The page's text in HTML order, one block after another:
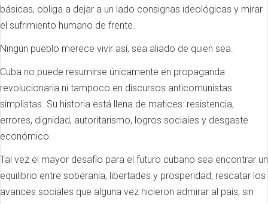
básicas, obliga a dejar a un lado consignas ideológicas y mirar
el sufrimiento humano de frente.
Ningún pueblo merece vivir así, sea aliado de quien sea.
Cuba no puede resumirse únicamente en propaganda
revolucionaria ni tampoco en discursos anticomunistas
simplistas. Su historia está llena de matices: resistencia,
errores, dignidad, autoritarismo, logros sociales y desgaste
económico.
Tal vez el mayor desafío para el futuro cubano sea encontrar un
equilibrio entre soberanía, libertades y prosperidad; rescatar los
avances sociales que alguna vez hicieron admirar al país, sin